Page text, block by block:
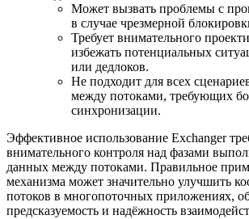
Может вызвать проблемы с
в случае чрезмерной
Требует внимательного
избежать потенциальных
или дедлоков.
Не подходит для всех
между потоками, требующих
синхронизации.
Эффективное использование Exchanger
внимательного контроля над фазами
данных между потоками. Правильное
механизма может значительно улучшить
потоков в многопоточных приложениях,
предсказуемость и надёжность